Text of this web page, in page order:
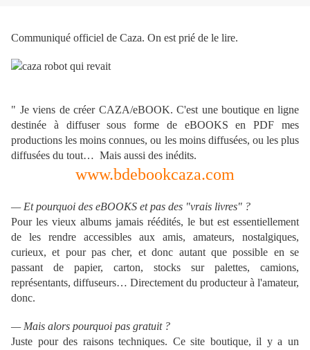
Communiqué officiel de Caza. On est prié de le lire.
" Je viens de créer CAZA/eBOOK. C'est une boutique en ligne
destinée à diffuser sous forme de eBOOKS en PDF mes
productions les moins connues, ou les moins diffusées, ou les plus
diffusées du tout… Mais aussi des inédits.
www.bdebookcaza.com
— Et pourquoi des eBOOKS et pas des "vrais livres" ?
Pour les vieux albums jamais réédités, le but est essentiellement
de les rendre accessibles aux amis, amateurs, nostalgiques,
curieux, et pour pas cher, et donc autant que possible en se
passant de papier, carton, stocks sur palettes, camions,
représentants, diffuseurs… Directement du producteur à l'amateur,
donc.
— Mais alors pourquoi pas gratuit ?
Juste pour des raisons techniques. Ce site boutique, il y a un